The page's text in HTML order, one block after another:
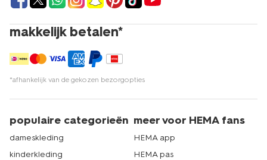
makkelijk betalen*
*afhankelijk van de gekozen bezorgopties
populaire categorieën
dameskleding
kinderkleding
meer voor HEMA fans
HEMA app
HEMA pas